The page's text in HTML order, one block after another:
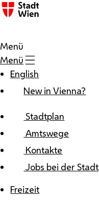
Zum Inhalt
Menü
Menü
English
New in Vienna?
Stadtplan
Amtswege
Kontakte
Jobs bei der Stadt
Freizeit